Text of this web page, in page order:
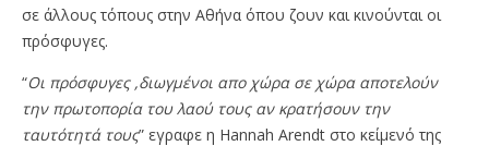
σε άλλους τόπους στην Αθήνα όπου ζουν και κινούνται οι
πρόσφυγες.
“Οι πρόσφυγες ,διωγμένοι απο χώρα σε χώρα αποτελούν
την πρωτοπορία του λαού τους αν κρατήσουν την
ταυτότητά τους” εγραφε η Hannah Arendt στο κείμενό της